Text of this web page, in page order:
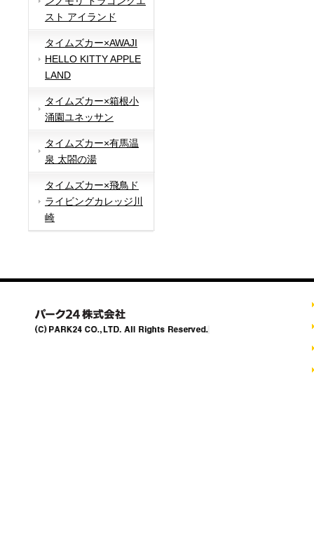
スト アイランド
タイムズカー×AWAJI
HELLO KITTY APPLE
LAND
タイムズカー×箱根小
涌園ユネッサン
タイムズカー×有馬温
泉 太閤の湯
タイムズカー×飛鳥ド
ライビングカレッジ川
崎